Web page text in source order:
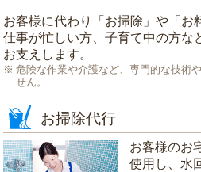
お客様に代わり「 お掃除 」や「 お
仕事が忙しい方、子育て中の方な
お支えします。
危険な作業や介護など、専門的な技術
せん。
お掃除代行
お客様のお
使用し、水